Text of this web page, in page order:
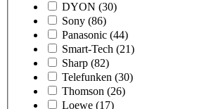
DYON (30)
Sony (86)
Panasonic (44)
Smart-Tech (21)
Sharp (82)
Telefunken (30)
Thomson (26)
Loewe (17)